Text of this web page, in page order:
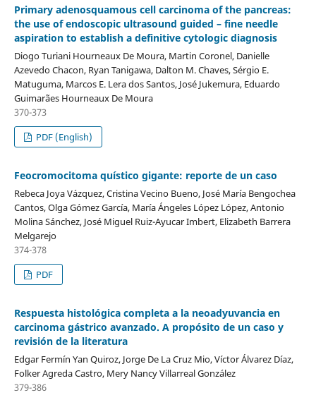
Primary adenosquamous cell carcinoma of the pancreas:
the use of endoscopic ultrasound guided – fine needle
aspiration to establish a definitive cytologic diagnosis
Diogo Turiani Hourneaux De Moura, Martin Coronel, Danielle
Azevedo Chacon, Ryan Tanigawa, Dalton M. Chaves, Sérgio E.
Matuguma, Marcos E. Lera dos Santos, José Jukemura, Eduardo
Guimarães Hourneaux De Moura
370-373
PDF (English)
Feocromocitoma quístico gigante: reporte de un caso
Rebeca Joya Vázquez, Cristina Vecino Bueno, José María Bengochea
Cantos, Olga Gómez García, María Ángeles López López, Antonio
Molina Sánchez, José Miguel Ruiz-Ayucar Imbert, Elizabeth Barrera
Melgarejo
374-378
PDF
Respuesta histológica completa a la neoadyuvancia en
carcinoma gástrico avanzado. A propósito de un caso y
revisión de la literatura
Edgar Fermín Yan Quiroz, Jorge De La Cruz Mio, Víctor Álvarez Díaz,
Folker Agreda Castro, Mery Nancy Villarreal González
379-386